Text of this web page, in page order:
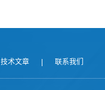
技术文章 联系我们